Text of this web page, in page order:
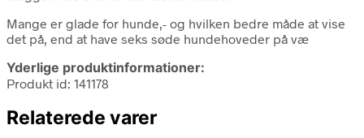
Mange er glade for hunde,- og hvilken bedre måde at vise
det på, end at have seks søde hundehoveder på væ
Yderlige produktinformationer:
Produkt id: 141178
Relaterede varer